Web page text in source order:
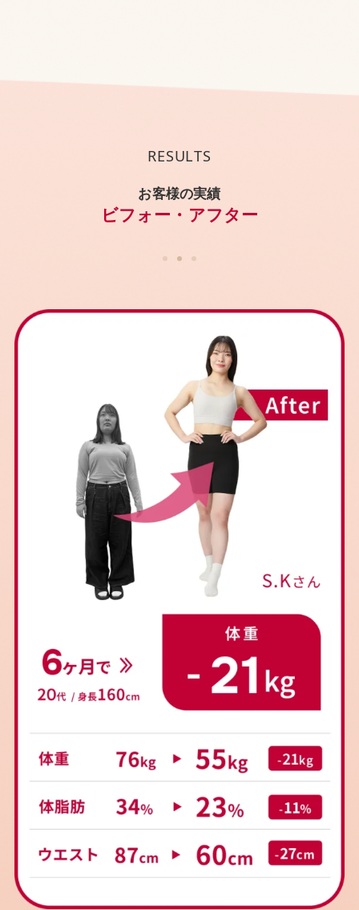
RESULTS
お客様の実績
ビフォー・アフター